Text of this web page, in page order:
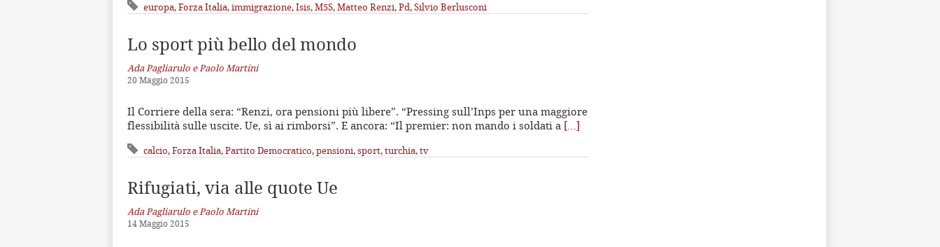
europa,Forza Italia,immigrazione,Isis,M5S,Matteo Renzi,Pd,Silvio Berlusconi
Lo sport più bello del mondo
Ada Pagliarulo e Paolo Martini
20 Maggio 2015
Il Corriere della sera: “Renzi, ora pensioni più libere”. “Pressing sull’Inps per una maggiore
flessibilità sulle uscite. Ue, sì ai rimborsi”. E ancora: “Il premier: non mando i soldati a […]
calcio,Forza Italia,Partito Democratico,pensioni,sport,turchia,tv
Rifugiati, via alle quote Ue
Ada Pagliarulo e Paolo Martini
14 Maggio 2015